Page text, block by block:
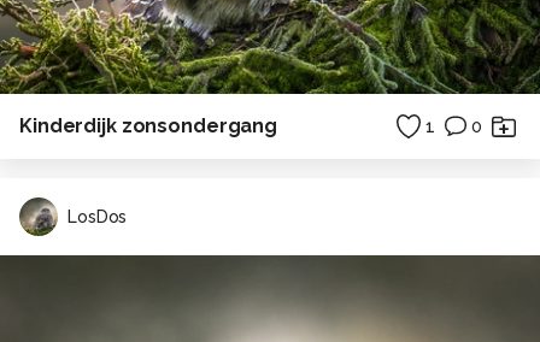
Kinderdijk zonsondergang 1 0
LosDos